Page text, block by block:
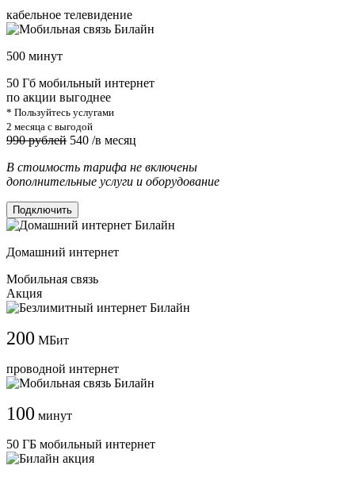
кабельное телевидение
500 минут
50 Гб мобильный интернет
по акции выгоднее
* Пользуйтесь услугами
2 месяца с выгодой
990 рублей 540 /в месяц
В стоимость тарифа не включены
дополнительные услуги и оборудование
Подключить
Домашний интернет
Мобильная связь
Акция
200 МБит
проводной интернет
100 минут
50 ГБ мобильный интернет